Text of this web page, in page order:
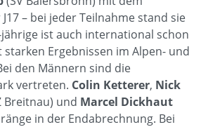
– bei jeder Teilnahme stand sie
jährige ist auch international schon
Ergebnissen im Alpen- und
den Männern sind die
vertreten. Colin Ketterer, Nick
Breitnau) und Marcel Dickhaut
in der Endabrechnung. Bei